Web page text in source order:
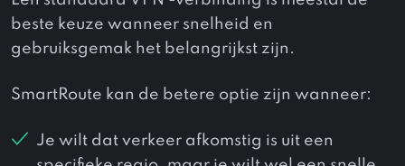
beste keuze wanneer snelheid en
gebruiksgemak het belangrijkst zijn.
SmartRoute kan de betere optie zijn wanneer:
Je wilt dat verkeer afkomstig is uit een